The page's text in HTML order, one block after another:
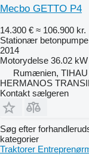
Mecbo GETTO P4
14.300 € ≈ 106.900 kr.
Stationær betonpumpe
2014
Motorydelse 36.02
Rumænien, TIHAU
HERMANOS
Kontakt sælgeren
Søg efter
kategorier
Traktorer